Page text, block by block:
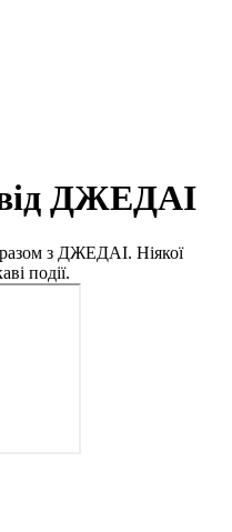
від ДЖЕДАІ
разом з ДЖЕДАІ. Ніякої
події.